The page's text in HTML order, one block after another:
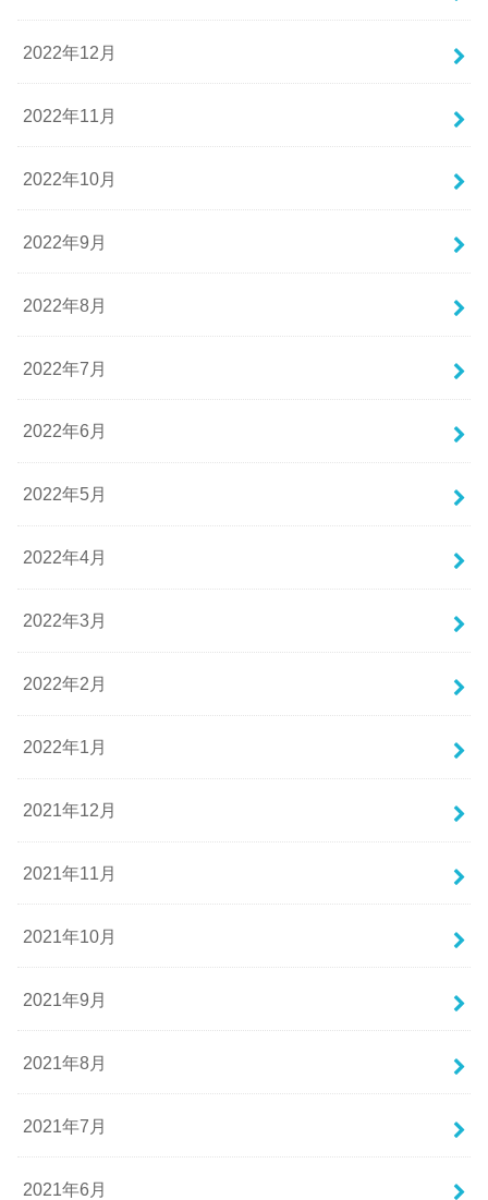
2022年12月
2022年11月
2022年10月
2022年9月
2022年8月
2022年7月
2022年6月
2022年5月
2022年4月
2022年3月
2022年2月
2022年1月
2021年12月
2021年11月
2021年10月
2021年9月
2021年8月
2021年7月
2021年6月